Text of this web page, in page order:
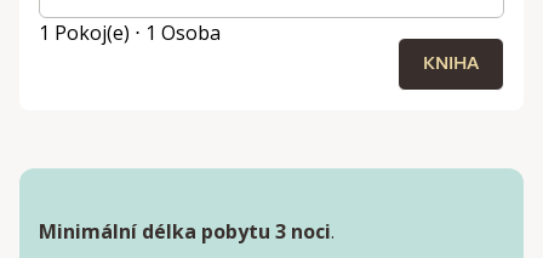
1 Pokoj(e) ⋅ 1 Osoba
KNIHA
Minimální délka pobytu 3 noci.